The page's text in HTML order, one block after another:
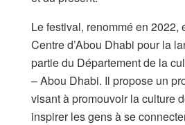
Le festival, renommé en 2022,
Centre d’Abou Dhabi pour la
partie du Département de la
– Abou Dhabi. Il propose un
visant à promouvoir la culture
inspirer les gens à se